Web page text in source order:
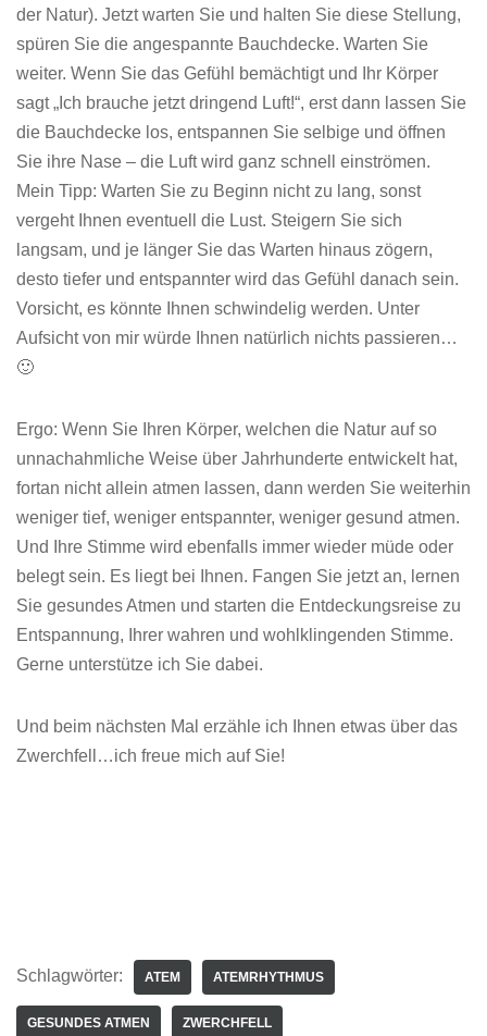
der Natur). Jetzt warten Sie und halten Sie diese Stellung,
spüren Sie die angespannte Bauchdecke. Warten Sie
weiter. Wenn Sie das Gefühl bemächtigt und Ihr Körper
sagt „Ich brauche jetzt dringend Luft!“, erst dann lassen Sie
die Bauchdecke los, entspannen Sie selbige und öffnen
Sie ihre Nase – die Luft wird ganz schnell einströmen.
Mein Tipp: Warten Sie zu Beginn nicht zu lang, sonst
vergeht Ihnen eventuell die Lust. Steigern Sie sich
langsam, und je länger Sie das Warten hinaus zögern,
desto tiefer und entspannter wird das Gefühl danach sein.
Vorsicht, es könnte Ihnen schwindelig werden. Unter
Aufsicht von mir würde Ihnen natürlich nichts passieren…
🙂
Ergo: Wenn Sie Ihren Körper, welchen die Natur auf so
unnachahmliche Weise über Jahrhunderte entwickelt hat,
fortan nicht allein atmen lassen, dann werden Sie weiterhin
weniger tief, weniger entspannter, weniger gesund atmen.
Und Ihre Stimme wird ebenfalls immer wieder müde oder
belegt sein. Es liegt bei Ihnen. Fangen Sie jetzt an, lernen
Sie gesundes Atmen und starten die Entdeckungsreise zu
Entspannung, Ihrer wahren und wohlklingenden Stimme.
Gerne unterstütze ich Sie dabei.
Und beim nächsten Mal erzähle ich Ihnen etwas über das
Zwerchfell…ich freue mich auf Sie!
Schlagwörter: ATEM ATEMRHYTHMUS
GESUNDES ATMEN ZWERCHFELL